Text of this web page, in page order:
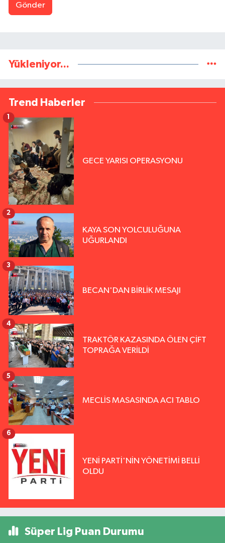
Gönder
Yükleniyor...
Trend Haberler
GECE YARISI OPERASYONU
KAYA SON YOLCULUĞUNA
UĞURLANDI
2
BECAN'DAN BİRLİK MESAJI
3
TRAKTÖR KAZASINDA ÖLEN ÇİFT
TOPRAĞA VERİLDİ
4
MECLİS MASASINDA ACI TABLO
5
YENİ PARTİ'NİN YÖNETİMİ BELLİ
OLDU
6
Süper Lig Puan Durumu